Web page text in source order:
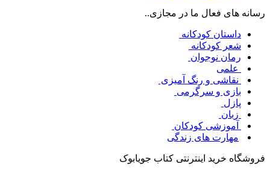
رسانه های فعال ما در مجازی..
داستان کودکانه
شعر کودکانه
رمان نوجوان
علمی
نقاشی و رنگ آمیزی
بازی و سرگرمی
پازل
زبان
آموزشی کودکان
مهارت های زندگی
فروشگاه خرید اینترنتی کتاب جویابوک